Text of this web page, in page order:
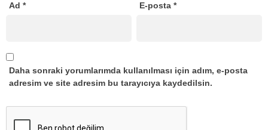
Ad * E-posta*
Daha sonraki yorumlarımda kullanılması için adım, e-posta
adresim ve site adresim bu tarayıcıya kaydedilsin.